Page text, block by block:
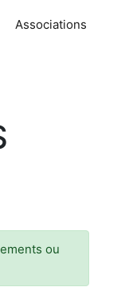
Associations
ou